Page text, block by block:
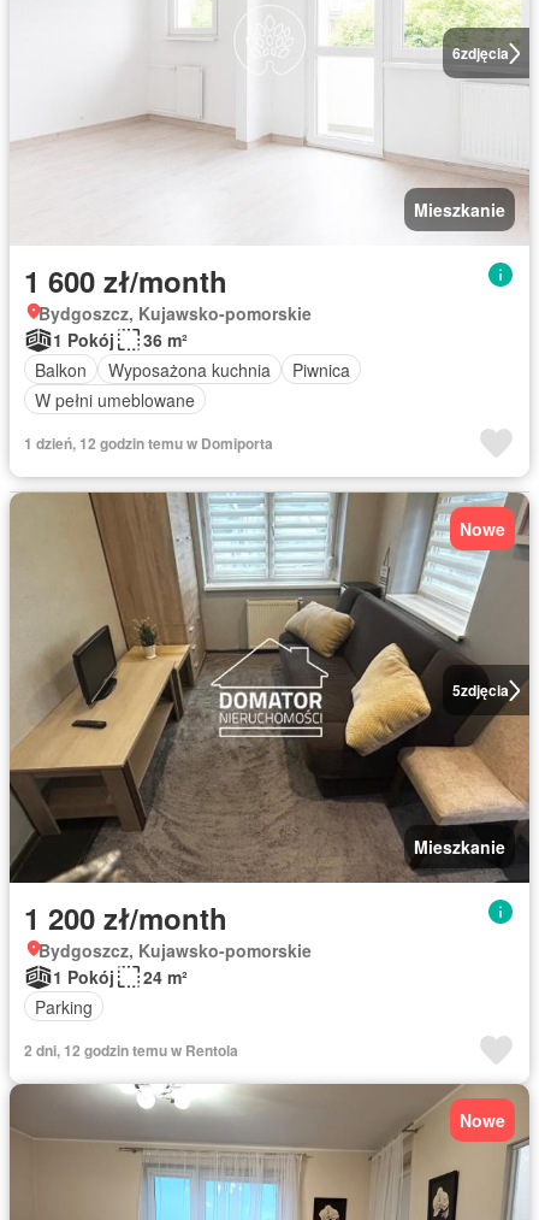
6zdjęcia
Mieszkanie
1 600 zł/month
Bydgoszcz, Kujawsko-pomorskie
1 Pokój
36 m²
Balkon
Wyposażona kuchnia
Piwnica
W pełni umeblowane
1 dzień, 12 godzin temu w Domiporta
5zdjęcia
Nowe
Mieszkanie
1 200 zł/month
Bydgoszcz, Kujawsko-pomorskie
1 Pokój
24 m²
Parking
2 dni, 12 godzin temu w Rentola
Nowe